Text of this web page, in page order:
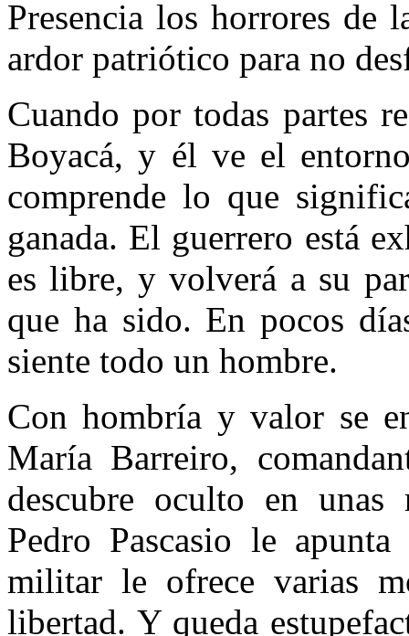
Presencia los horrores de
ardor patriótico para no
Cuando por todas partes
Boyacá, y él ve el
comprende lo que
ganada. El guerrero está
es libre, y volverá a su
que ha sido. En pocos
siente todo un hombre.
Con hombría y valor se
María Barreiro,
descubre oculto en
Pedro Pascasio le
militar le ofrece varias
libertad. Y queda